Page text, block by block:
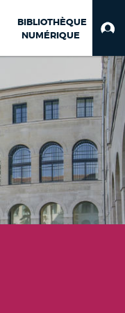
BIBLIOTHÈQUE
NUMÉRIQUE